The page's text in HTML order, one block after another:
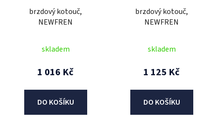
brzdový kotouč,
NEWFREN
skladem
1 016 Kč
DO KOŠÍKU
brzdový kotouč,
NEWFREN
skladem
1 125 Kč
DO KOŠÍKU